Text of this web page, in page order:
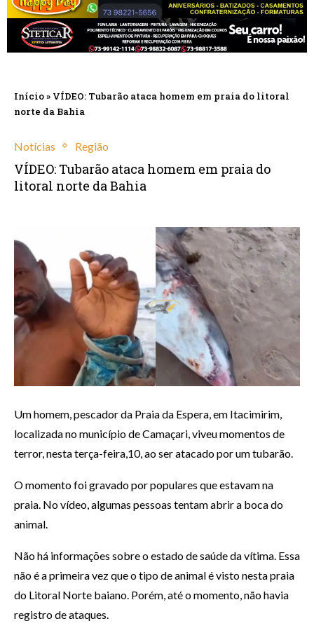
Início» VÍDEO: Tubarão ataca homem em praia do litoral
norte da Bahia
Notícias Região
VÍDEO: Tubarão ataca homem em praia do
litoral norte da Bahia
Um homem, pescador da Praia da Espera, em Itacimirim,
localizada no município de Camaçari, viveu momentos de
terror, nesta terça-feira,10, ao ser atacado por um tubarão.
O momento foi gravado por populares que estavam na
praia. No vídeo, algumas pessoas tentam abrir a boca do
animal.
Não há informações sobre o estado de saúde da vítima. Essa
não é a primeira vez que o tipo de animal é visto nesta praia
do Litoral Norte baiano. Porém, até o momento, não havia
registro de ataques.